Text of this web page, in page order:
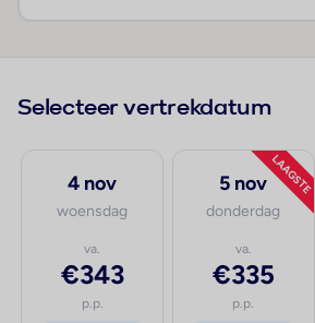
Selecteer vertrekdatum
4 nov
woensdag
va.
€343
p.p.
LAAGSTE
5 nov
donderdag
va.
€335
p.p.